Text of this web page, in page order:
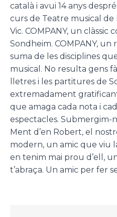
català i avui 14 anys
curs de Teatre musical
Vic. COMPANY, un
Sondheim. COMPANY,
suma de les disciplines
musical. No resulta gens
lletres i les partitures de
extremadament
que amaga cada nota i
espectacles. Submergim-
Ment d’en Robert, el
modern, un amic que viu
en tenim mai prou d’ell,
t’abraça. Un amic per fer